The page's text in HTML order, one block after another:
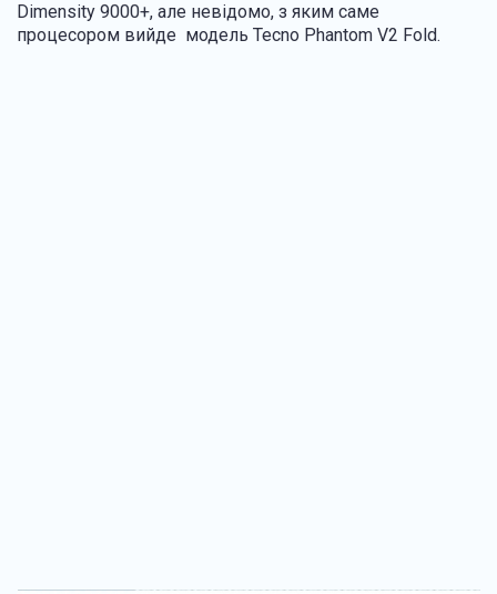
Dimensity 9000+, але невідомо, з яким саме
процесором вийде модель Tecno Phantom V2 Fold.